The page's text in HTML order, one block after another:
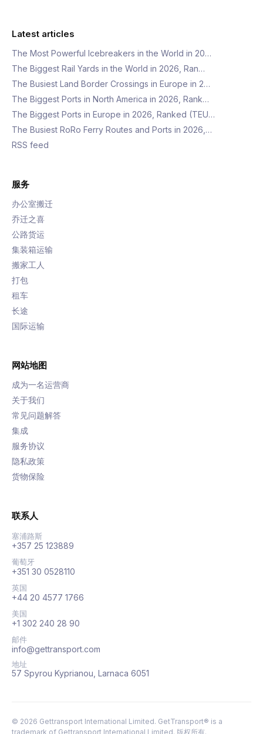
Latest articles
The Most Powerful Icebreakers in the World in 20…
The Biggest Rail Yards in the World in 2026, Ran…
The Busiest Land Border Crossings in Europe in 2…
The Biggest Ports in North America in 2026, Rank…
The Biggest Ports in Europe in 2026, Ranked (TEU…
The Busiest RoRo Ferry Routes and Ports in 2026,…
RSS feed
服务
办公室搬迁
乔迁之喜
公路货运
集装箱运输
搬家工人
打包
租车
长途
国际运输
网站地图
成为一名运营商
关于我们
常见问题解答
集成
服务协议
隐私政策
货物保险
联系人
塞浦路斯
+357 25 123889
葡萄牙
+351 30 0528110
英国
+44 20 4577 1766
美国
+1 302 240 28 90
邮件
info@gettransport.com
地址
57 Spyrou Kyprianou, Larnaca 6051
© 2026 Gettransport International Limited. GetTransport® is a
trademark of Gettransport International Limited. 版权所有.